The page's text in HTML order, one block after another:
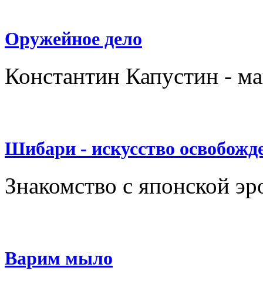
Оружейное дело
Константин Капустин -
Шибари - искусство
Знакомство с японской
Варим мыло